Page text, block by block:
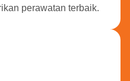
perawatan terbaik.